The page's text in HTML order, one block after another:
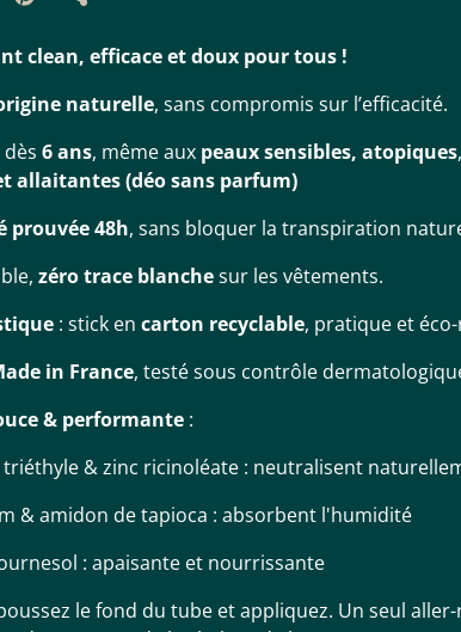
clean, efficace et doux pour tous !
naturelle, sans compromis sur l’efficacité.
6 ans, même aux peaux sensibles, atopiques
allaitantes (déo sans parfum)
prouvée 48h, sans bloquer la transpiration
zéro trace blanchesur les vêtements.
: stick en carton recyclable, pratique et
in France, testé sous contrôle
& performante :
triéthyle & zinc ricinoléate : neutralisent
& amidon de tapioca : absorbent l'humidité
: apaisante et nourrissante
le fond du tube et appliquez. Un seul